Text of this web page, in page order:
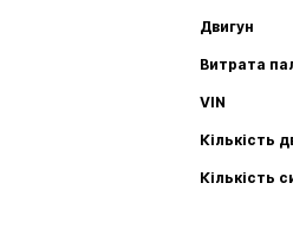
Двигун
Витрата
VIN
Кількість
Кількість